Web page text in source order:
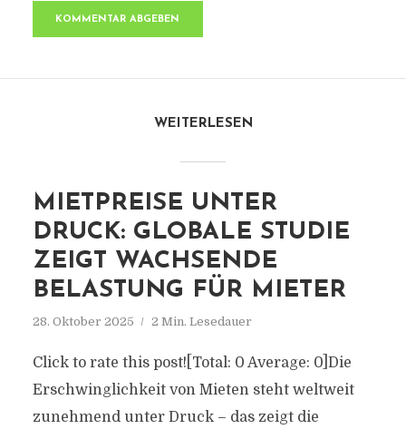
WEITERLESEN
MIETPREISE UNTER
DRUCK: GLOBALE STUDIE
ZEIGT WACHSENDE
BELASTUNG FÜR MIETER
28. Oktober 2025 2 Min. Lesedauer
Click to rate this post![Total: 0 Average: 0]Die
Erschwinglichkeit von Mieten steht weltweit
zunehmend unter Druck – das zeigt die